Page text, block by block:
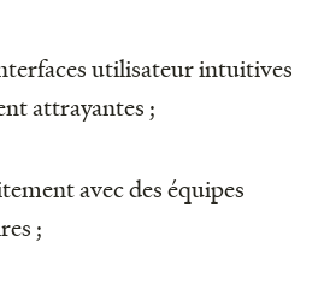
utilisateur intuitives
attrayantes ;
avec des équipes
;